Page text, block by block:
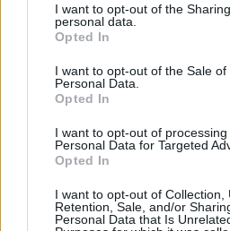
I want to opt-out of the
personal data.
Opted In
I want to opt-out of the Sale of
Personal Data.
Opted In
I want to opt-out of processing
Personal Data for Targeted
Opted In
I want to opt-out of Collection,
Retention, Sale, and/or
Personal Data that Is
Το FIAT 500 Hybrid τώρα από
Alpha Bank: Για πρώτη φορά το Αρχαίο
πύλες του σε όλους
ESG Report 2025: Πώς η ΑΒ